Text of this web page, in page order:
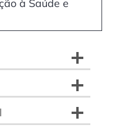
à Saúde e